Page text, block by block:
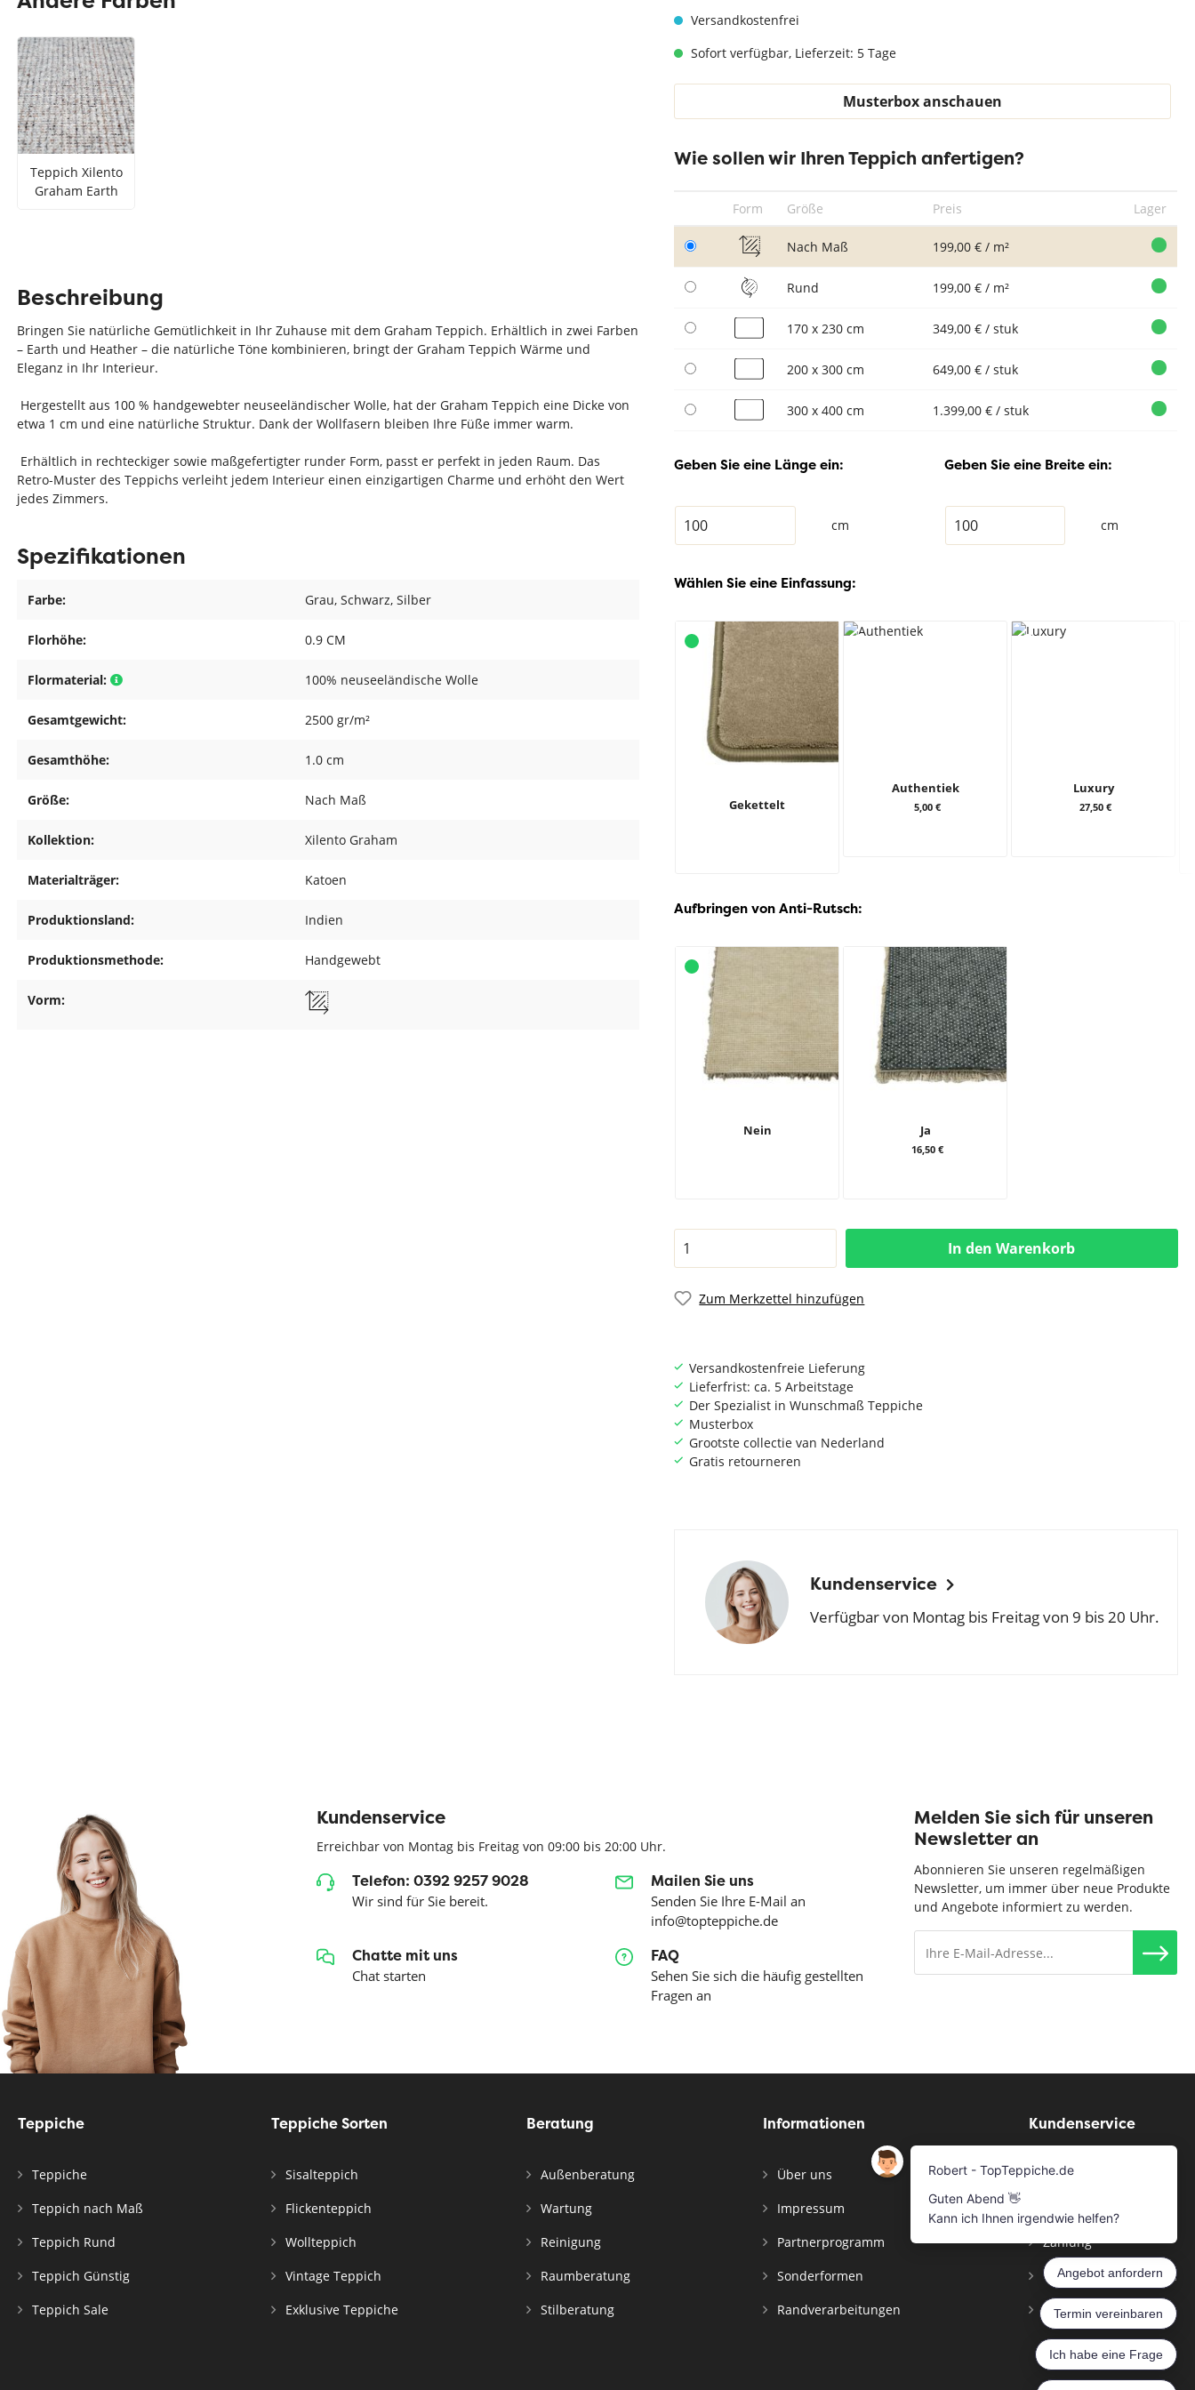
Teppich Rot Teppich Taupe
Zur Kategorie Teppich Farben
Zur Kategorie Teppich Sorten
Versandkostenfrei
Sofort verfügbar, Lieferzeit: 5 Tage
Musterbox anschauen
Wie sollen wir Ihren Teppich anfertigen?
Form Größe Preis Lager
Nach Maß 199,00 € / m²
Rund 199,00 € / m²
170 x 230 cm 349,00 € / stuk
200 x 300 cm 649,00 € / stuk
300 x 400 cm 1.399,00 € / stuk
Geben Sie eine Länge ein:
cm
Geben Sie eine Breite ein:
cm
Wählen Sie eine Einfassung:
Gekettelt
Authentiek
5,00 €
Luxury
27,50 €
Aufbringen von Anti-Rutsch:
Nein Ja
16,50 €
In den Warenkorb
Zum Merkzettel hinzufügen
Teppich Xilento
Graham Earth
Versandkostenfreie Lieferung
Lieferfrist: ca. 5 Arbeitstage
Der Spezialist in Wunschmaß Teppiche
Musterbox
Grootste collectie van Nederland
Gratis retourneren
Kundenservice
Verfügbar von Montag bis Freitag von 9 bis 20 Uhr.
Beschreibung
Bringen Sie natürliche Gemütlichkeit in Ihr Zuhause mit dem Graham Teppich. Erhältlich in zwei Farben
– Earth und Heather – die natürliche Töne kombinieren, bringt der Graham Teppich Wärme und
Eleganz in Ihr Interieur.
Hergestellt aus 100 % handgewebter neuseeländischer Wolle, hat der Graham Teppich eine Dicke von
etwa 1 cm und eine natürliche Struktur. Dank der Wollfasern bleiben Ihre Füße immer warm.
Erhältlich in rechteckiger sowie maßgefertigter runder Form, passt er perfekt in jeden Raum. Das
Retro-Muster des Teppichs verleiht jedem Interieur einen einzigartigen Charme und erhöht den Wert
jedes Zimmers.
Spezifikationen
Farbe: Grau, Schwarz, Silber
Florhöhe: 0.9 CM
Flormaterial: 100% neuseeländische Wolle
Gesamtgewicht: 2500 gr/m²
Gesamthöhe: 1.0 cm
Größe: Nach Maß
Kollektion: Xilento Graham
Materialträger: Katoen
Produktionsland: Indien
Produktionsmethode: Handgewebt
Vorm:
Kundenservice
Erreichbar von Montag bis Freitag von 09:00 bis 20:00 Uhr.
Telefon: 0392 9257 9028
Wir sind für Sie bereit.
Mailen Sie uns
Senden Sie Ihre E-Mail an
info@topteppiche.de
Chatte mit uns
Chat starten
FAQ
Sehen Sie sich die häufig gestellten
Fragen an
Melden Sie sich für unseren
Newsletter an
Abonnieren Sie unseren regelmäßigen
Newsletter, um immer über neue Produkte
und Angebote informiert zu werden.
Teppiche
Teppiche
Teppich nach Maß
Teppich Rund
Teppich Günstig
Teppich Sale
Teppiche Sorten
Sisalteppich
Flickenteppich
Wollteppich
Vintage Teppich
Exklusive Teppiche
Beratung
Außenberatung
Wartung
Reinigung
Raumberatung
Stilberatung
Informationen
Über uns
Impressum
Partnerprogramm
Sonderformen
Randverarbeitungen
Kundenservice
Musterservice
Zahlung
Versandinformationen
Widerrufsbelehrung